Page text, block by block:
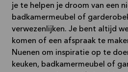
je te helpen je droom van een
badkamermeubel of
verwezenlijken. Je bent altijd
komen of een afspraak te
Nuenen om inspiratie op te
keuken, badkamermeubel of